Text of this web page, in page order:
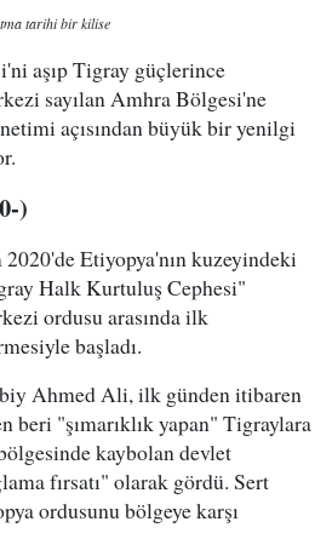
tarihi bir kilise
aşıp Tigray güçlerince
sayılan Amhra Bölgesi'ne
açısından büyük bir yenilgi
)
2020'de Etiyopya'nın kuzeyindeki
Halk Kurtuluş Cephesi"
ordusu arasında ilk
başladı.
Ahmed Ali, ilk günden itibaren
beri "şımarıklık yapan" Tigraylara
kaybolan devlet
fırsatı" olarak gördü. Sert
ordusunu bölgeye karşı